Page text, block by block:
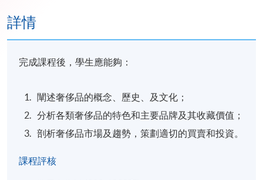
詳情
完成課程後，學生應能夠：
闡述奢侈品的概念、歷史、及文化；
分析各類奢侈品的特色和主要品牌及其收藏價值；
剖析奢侈品市場及趨勢，策劃適切的買賣和投資。
課程評核